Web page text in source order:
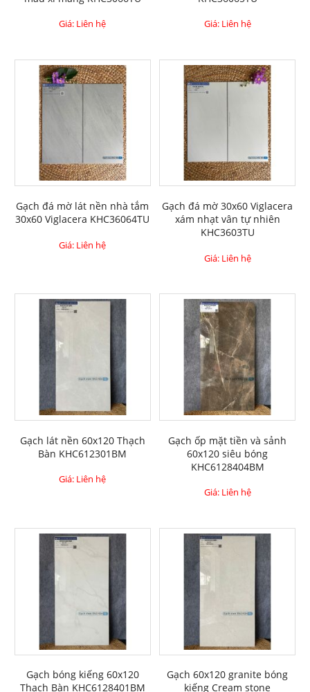
Giá: Liên hệ Giá: Liên hệ
Gạch đá mờ lát nền nhà tắm
30x60 Viglacera KHC36064TU
Giá: Liên hệ
Gạch đá mờ 30x60 Viglacera
xám nhạt vân tự nhiên
KHC3603TU
Giá: Liên hệ
Gạch lát nền 60x120 Thạch
Bàn KHC612301BM
Giá: Liên hệ
Gạch ốp mặt tiền và sảnh
60x120 siêu bóng
KHC6128404BM
Giá: Liên hệ
Gạch bóng kiếng 60x120
Thạch Bàn KHC6128401BM
Gạch 60x120 granite bóng
kiếng Cream stone